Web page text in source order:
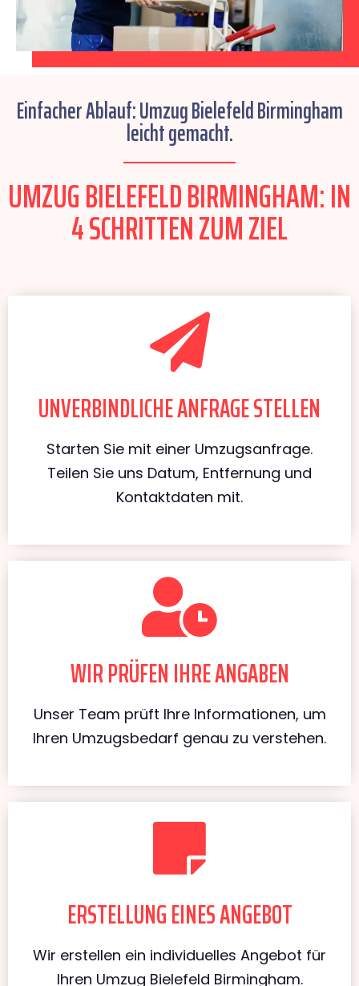
Einfacher Ablauf: Umzug Bielefeld Birmingham
leicht gemacht.
UMZUG BIELEFELD BIRMINGHAM: IN
4 SCHRITTEN ZUM ZIEL
UNVERBINDLICHE ANFRAGE STELLEN
Starten Sie mit einer Umzugsanfrage.
Teilen Sie uns Datum, Entfernung und
Kontaktdaten mit.
WIR PRÜFEN IHRE ANGABEN
Unser Team prüft Ihre Informationen, um
Ihren Umzugsbedarf genau zu verstehen.
ERSTELLUNG EINES ANGEBOT
Wir erstellen ein individuelles Angebot für
Ihren Umzug Bielefeld Birmingham.